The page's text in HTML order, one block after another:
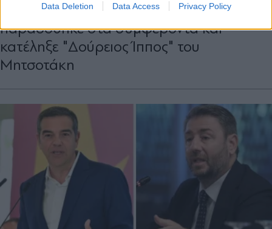
Data Deletion Data Access Privacy Policy
προσωπικής του φιλοδοξίας,
παραδόθηκε στα συμφέροντα και
κατέληξε "Δούρειος Ίππος" του
Μητσοτάκη